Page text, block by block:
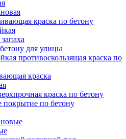
краска по бетону
для улицы
противоскользящая краска по
краска
краска по бетону
по бетону